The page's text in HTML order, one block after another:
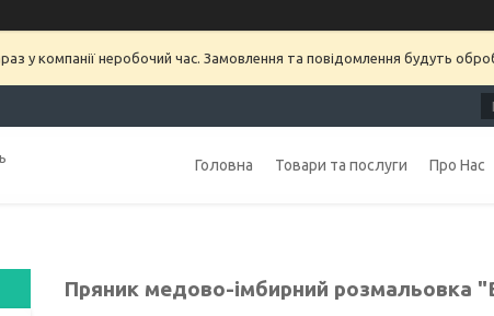
у компанії неробочий час. Замовлення та повідомлення будуть
Головна Товари та послуги Про Нас
Пряник медово-імбирний розмальовка